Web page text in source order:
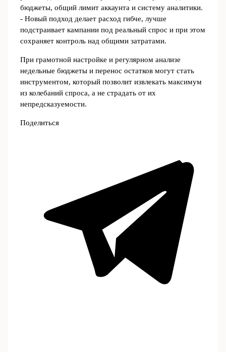
бюджеты, общий лимит аккаунта и систему аналитики.
- Новый подход делает расход гибче, лучше
подстраивает кампании под реальный спрос и при этом
сохраняет контроль над общими затратами.
При грамотной настройке и регулярном анализе
недельные бюджеты и перенос остатков могут стать
инструментом, который позволит извлекать максимум
из колебаний спроса, а не страдать от их
непредсказуемости.
Поделиться